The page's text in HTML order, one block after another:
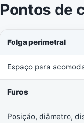
Pontos de
Folga perimetral
Espaço para
Furos
Posição, diâmetro,